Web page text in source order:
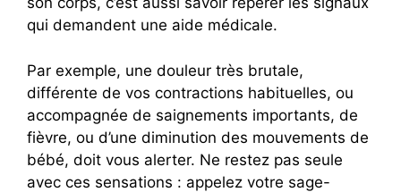
qui demandent une aide médicale.
Par exemple, une douleur très brutale,
différente de vos contractions habituelles, ou
accompagnée de saignements importants, de
fièvre, ou d’une diminution des mouvements de
bébé, doit vous alerter. Ne restez pas seule
avec ces sensations : appelez votre sage-